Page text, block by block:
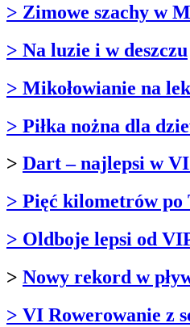
> Zimowe szachy w
> Na luzie i w deszczu
> Mikołowianie na
> Piłka nożna dla
> Dart – najlepsi w
> Pięć kilometrów po
> Oldboje lepsi od
> Nowy rekord w
> VI Rowerowanie z